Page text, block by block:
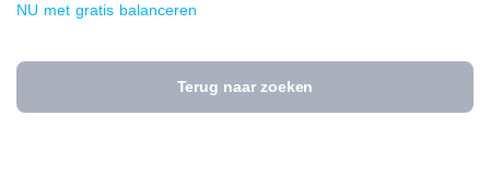
NU met gratis balanceren
Terug naar zoeken